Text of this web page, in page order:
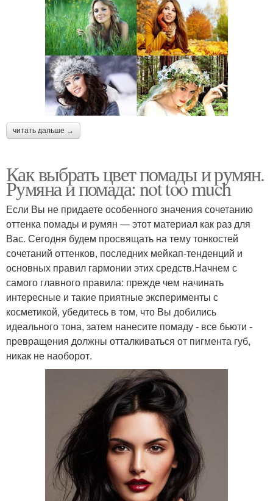
читать дальше →
Как выбрать цвет помады и румян.
Румяна и помада: not too much
Если Вы не придаете особенного значения сочетанию
оттенка помады и румян — этот материал как раз для
Вас. Сегодня будем просвящать на тему тонкостей
сочетаний оттенков, последних мейкап-тенденций и
основных правил гармонии этих средств.Начнем с
самого главного правила: прежде чем начинать
интересные и такие приятные эксперименты с
косметикой, убедитесь в том, что Вы добились
идеального тона, затем нанесите помаду - все бьюти -
превращения должны отталкиваться от пигмента губ,
никак не наоборот.